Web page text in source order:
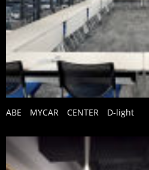
ABE MYCAR CENTER D-light